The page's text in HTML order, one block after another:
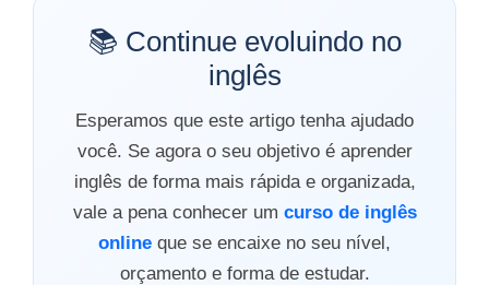
📚 Continue evoluindo no
inglês
Esperamos que este artigo tenha ajudado
você. Se agora o seu objetivo é aprender
inglês de forma mais rápida e organizada,
vale a pena conhecer um curso de inglês
online que se encaixe no seu nível,
orçamento e forma de estudar.